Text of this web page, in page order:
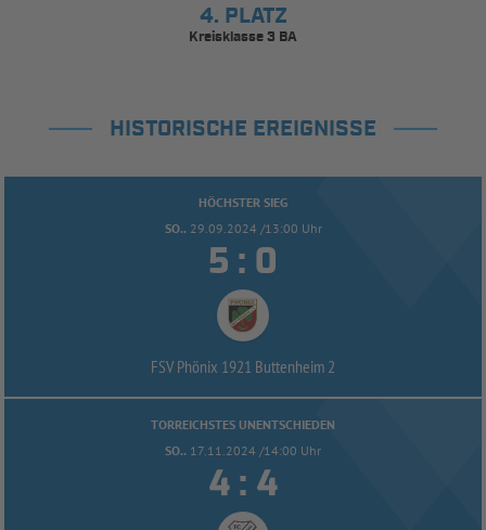
4. PLATZ
Kreisklasse 3 BA
HISTORISCHE EREIGNISSE
HÖCHSTER SIEG
SO.. 29.09.2024 /13:00 Uhr
 : 
FSV Phönix 1921 Buttenheim 2
TORREICHSTES UNENTSCHIEDEN
SO.. 17.11.2024 /14:00 Uhr
 : 